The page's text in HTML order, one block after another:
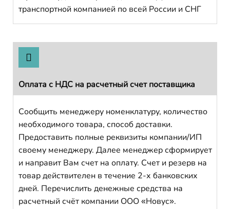
транспортной компанией по всей России и СНГ
Оплата с НДС на расчетный счет поставщика
Сообщить менеджеру номенклатуру, количество
необходимого товара, способ доставки.
Предоставить полные реквизиты компании/ИП
своему менеджеру. Далее менеджер сформирует
и направит Вам счет на оплату. Счет и резерв на
товар действителен в течение 2-х банковских
дней. Перечислить денежные средства на
расчетный счёт компании ООО «Новус».